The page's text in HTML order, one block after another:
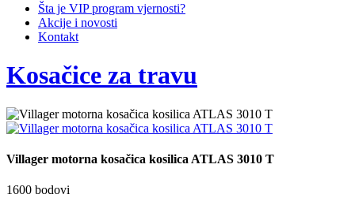
Šta je VIP program vjernosti?
Akcije i novosti
Kontakt
Kosačice za travu
Villager motorna kosačica kosilica ATLAS 3010 T
1600 bodovi